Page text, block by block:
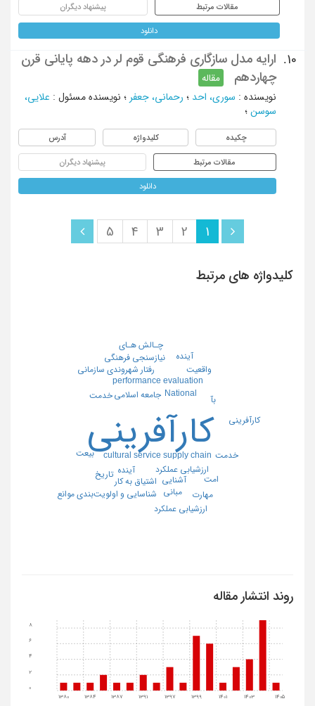
مقالات مرتبط پیشنهاد دیگران
دانلود
10.
ارایه مدل سازگاری فرهنگی قوم لر در دهه پایانی قرن
چهاردهم
مقاله
نویسنده : سوری، احد ؛ رحمانی، جعفر ؛ نویسنده مسئول : علایی،
سوسن ؛
چکیده کلیدواژه آدرس
مقالات مرتبط پیشنهاد دیگران
دانلود
1
2
3
4
5
کلیدواژه های مرتبط
کارآفرینی
cultural service supply chain
National
performance evaluation
آینده
ارزشیابی عملکرد
اشتیاق به کار
جامعه اسلامی خدمت
رفتار شهروندی سازمانی
مبانی
نیازسنجی فرهنگی
واقعیت
آشنایی
آینده
ارزشیابی عملکرد
امت
بآ
بیعت
تاریخ
چـالش هـای
خدمت
شناسایی و اولویت‌بندی موانع مهارت
کارآفرینی
روند انتشار مقاله
1380 1384 1387 1391 1397 1399 1401 1403 1405
0
2
4
6
8